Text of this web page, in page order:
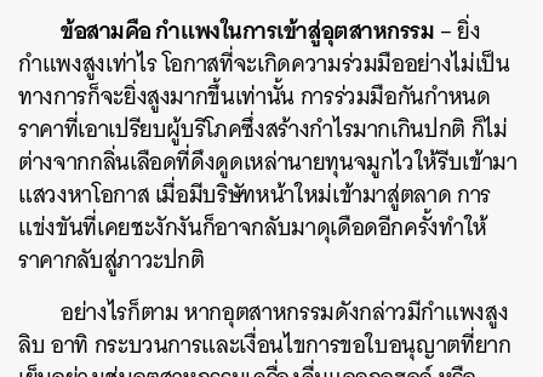
ข้อสามคือ กำแพงในการเข้าสู่อุตสาหกรรม– ยิ่ง
กำแพงสูงเท่าไร โอกาสที่จะเกิดความร่วมมืออย่างไม่เป็น
ทางการก็จะยิ่งสูงมากขึ้นเท่านั้น การร่วมมือกันกำหนด
ราคาที่เอาเปรียบผู้บริโภคซึ่งสร้างกำไรมากเกินปกติ ก็ไม่
ต่างจากกลิ่นเลือดที่ดึงดูดเหล่านายทุนจมูกไวให้รีบเข้ามา
แสวงหาโอกาส เมื่อมีบริษัทหน้าใหม่เข้ามาสู่ตลาด การ
แข่งขันที่เคยชะงักงันก็อาจกลับมาดุเดือดอีกครั้งทำให้
ราคากลับสู่ภาวะปกติ
อย่างไรก็ตาม หากอุตสาหกรรมดังกล่าวมีกำแพงสูง
ลิบ อาทิ กระบวนการและเงื่อนไขการขอใบอนุญาตที่ยาก